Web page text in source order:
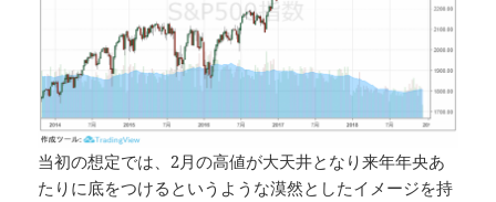
当初の想定では、2月の高値が大天井となり来年年央あ
たりに底をつけるというような漠然としたイメージを持